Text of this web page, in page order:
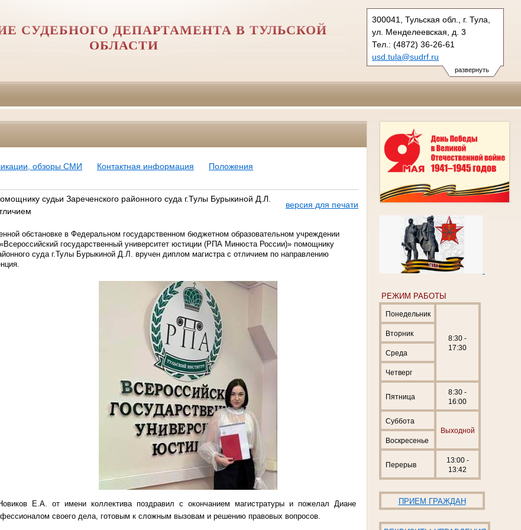
развернуть
300041, Тульская обл., г. Тула,
ул. Менделеевская, д. 3
Тел.: (4872) 36-26-61
usd.tula@sudrf.ru
СУДЕБНОГО ДЕПАРТАМЕНТА В ТУЛЬСКОЙ
ОБЛАСТИ
РЕЖИМ РАБОТЫ
Понедельник
8:30 -
17:30
Вторник
Среда
Четверг
Пятница
8:30 -
16:00
Суббота
Выходной
Воскресенье
Перерыв
13:00 -
13:42
ПРИЕМ ГРАЖДАН
обзоры СМИ Контактная информация
Положения
судьи Зареченского районного суда г.Тулы Бурыкиной Д.Л.
версия для печати
обстановке вФедеральном государственном бюджетном образовательном учреждении
государственный университет юстиции (РПА Минюста России)» помощнику
суда г.Тулы Бурыкиной Д.Л. вручен диплом магистра с отличием по направлению
Е.А. от имени коллектива поздравил с окончанием магистратуры и пожелал Диане
своего дела, готовым к сложным вызовам и решению правовых вопросов.